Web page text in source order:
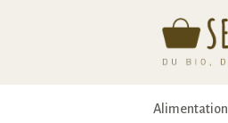
Alimentation